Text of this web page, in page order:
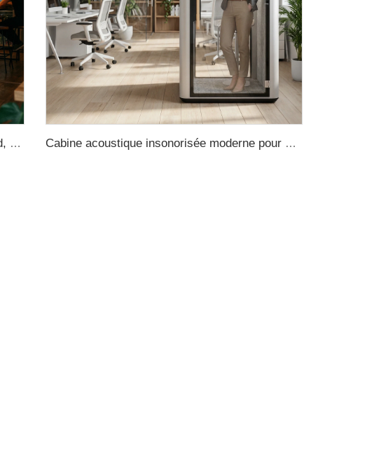
Cabine silencieuse privée Privacy Silent Pod, cabine de son portable, bureau individuel isolé phoniquement, cabine téléphonique isolée phoniquement, cabine d’enregistrement insonorisée, cabine insonorisée Cabine acoustique insonorisée moderne pour bureau, conception de cabine de travail portable, cabines préfabriquées pour domicile, cabine d’enregistrement et de téléphone